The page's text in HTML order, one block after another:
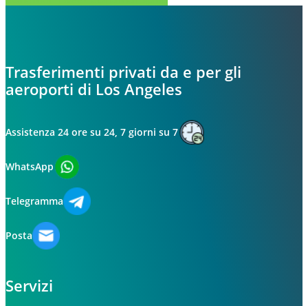
Trasferimenti privati da e per gli
aeroporti di Los Angeles
Assistenza 24 ore su 24, 7 giorni su 7
WhatsApp
Telegramma
Posta
Servizi